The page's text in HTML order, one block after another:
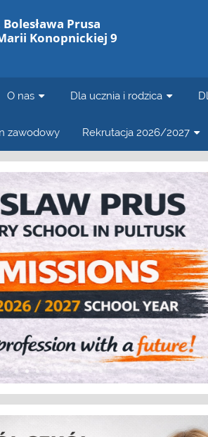
Bolesława Prusa
Konopnickiej 9
O nas Dla ucznia i rodzica
zawodowy Rekrutacja 2026/2027